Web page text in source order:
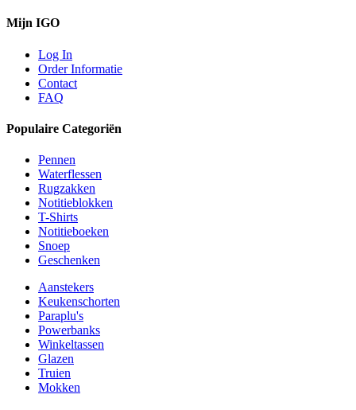
Mijn IGO
Log In
Order Informatie
Contact
FAQ
Populaire Categoriën
Pennen
Waterflessen
Rugzakken
Notitieblokken
T-Shirts
Notitieboeken
Snoep
Geschenken
Aanstekers
Keukenschorten
Paraplu's
Powerbanks
Winkeltassen
Glazen
Truien
Mokken